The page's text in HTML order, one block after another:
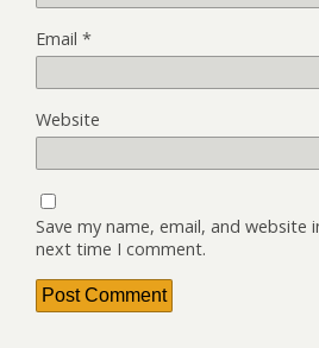
Email *
Website
Save my name, email, and website
next time I comment.